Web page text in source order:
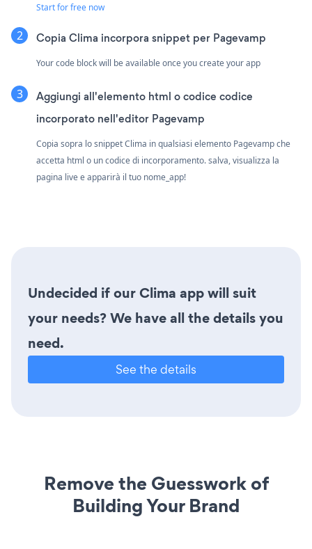
Start for free now
Copia Clima incorpora snippet per Pagevamp
Your code block will be available once you create your app
Aggiungi all'elemento html o codice codice
incorporato nell'editor Pagevamp
Copia sopra lo snippet Clima in qualsiasi elemento Pagevamp che
accetta html o un codice di incorporamento. salva, visualizza la
pagina live e apparirà il tuo nome_app!
Undecided if our Clima app will suit
your needs? We have all the details you
need.
See the details
Remove the Guesswork of
Building Your Brand